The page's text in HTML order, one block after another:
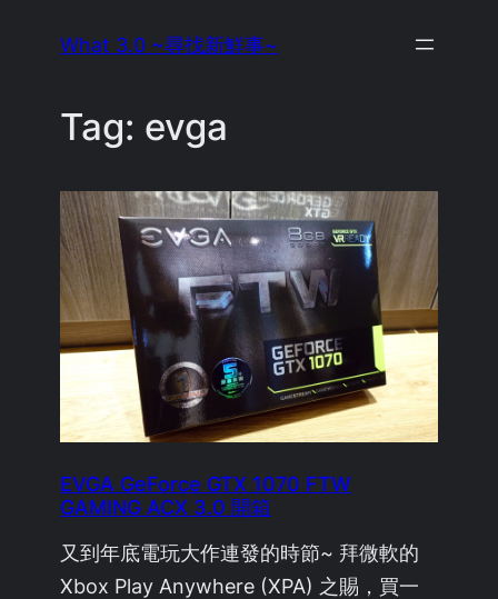
What 3.0 ~尋找新鮮事~
Tag: evga
EVGA GeForce GTX 1070 FTW
GAMING ACX 3.0 開箱
又到年底電玩大作連發的時節~ 拜微軟的
Xbox Play Anywhere (XPA) 之賜，買一